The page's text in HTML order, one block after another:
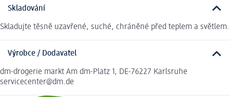
Skladování
Skladujte těsně uzavřené, suché, chráněné před teplem a světlem.
Výrobce / Dodavatel
dm-drogerie markt Am dm-Platz 1, DE-76227 Karlsruhe
servicecenter@dm.de